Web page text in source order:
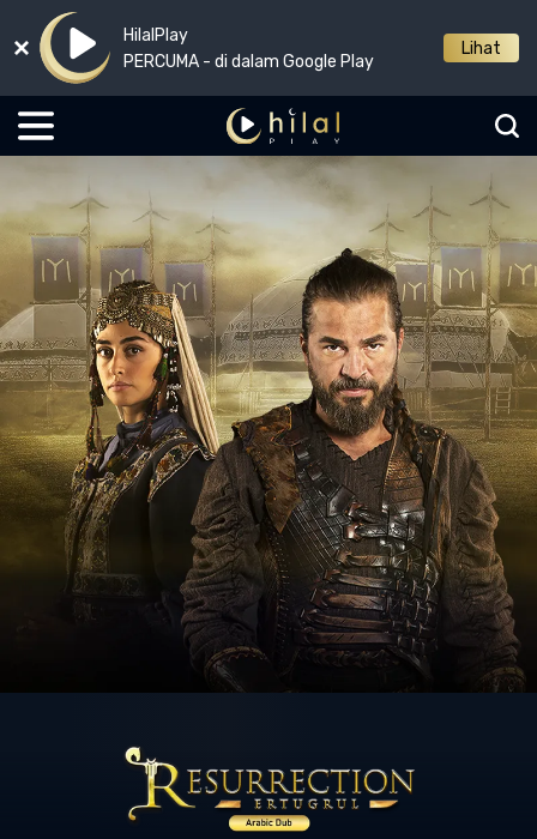
HilalPlay
PERCUMA - di dalam Google Play
Lihat